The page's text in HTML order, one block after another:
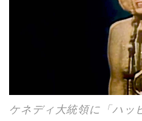
ケネディ大統領に「ハッ